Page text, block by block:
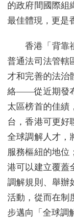
的政府間國際組
最佳體現，更是
香港「背靠
普通法司法管轄
才和完善的法治
絡——從近期發
太區榜首的佳績
台，香港可更好
全球調解人才，
服務樞紐的地位
港可以建立覆蓋
調解規則、舉辦
活動，從而在制
步邁向「全球調